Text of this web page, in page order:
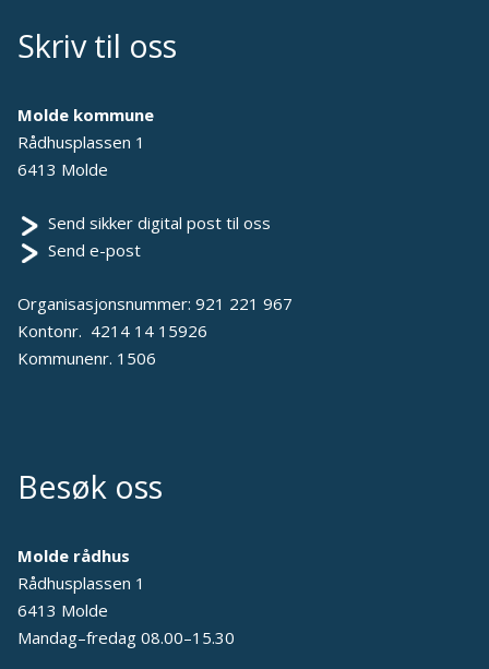
Skriv til oss
Molde kommune
Rådhusplassen 1
6413 Molde
Send sikker digital post til oss
Send e-post
Organisasjonsnummer: 921 221 967
Kontonr. 4214 14 15926
Kommunenr. 1506
Besøk oss
Molde rådhus
Rådhusplassen 1
6413 Molde
Mandag–fredag 08.00–15.30